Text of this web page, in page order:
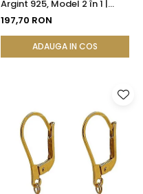
Argint 925, Model 2 în 1 |
KASKADDA®
197,70 RON
ADAUGA IN COS